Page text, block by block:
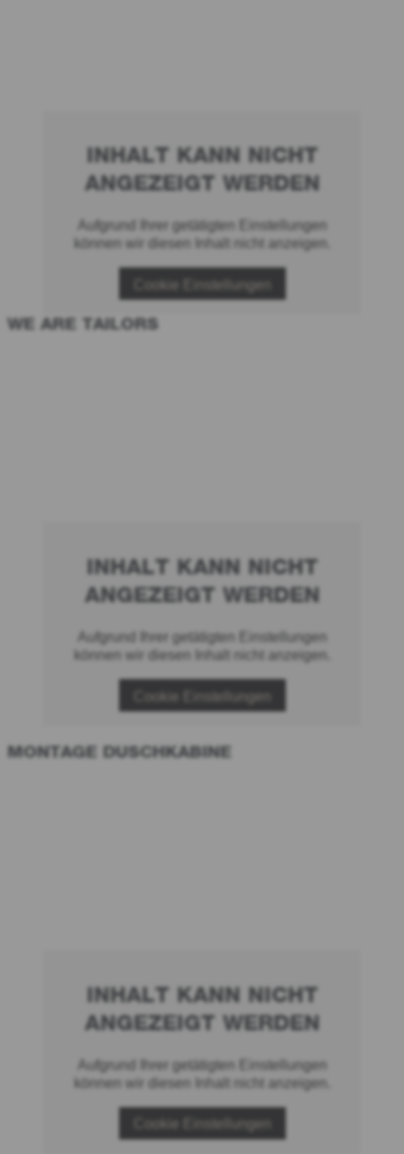
INHALT KANN NICHT
ANGEZEIGT WERDEN
Aufgrund Ihrer getätigten Einstellungen
können wir diesen Inhalt nicht anzeigen.
Cookie Einstellungen
WE ARE TAILORS
INHALT KANN NICHT
ANGEZEIGT WERDEN
Aufgrund Ihrer getätigten Einstellungen
können wir diesen Inhalt nicht anzeigen.
Cookie Einstellungen
MONTAGE DUSCHKABINE
INHALT KANN NICHT
ANGEZEIGT WERDEN
Aufgrund Ihrer getätigten Einstellungen
können wir diesen Inhalt nicht anzeigen.
Cookie Einstellungen